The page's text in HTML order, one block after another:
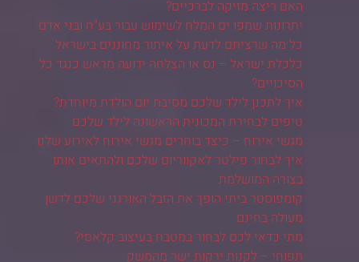
האם ריצה מזיקה לברכיים?
יתרונות שמפו ים המלח לשימוש עבור בע"ח ובני אדם
כל מה שרציתם לדעת על איתור מחוננים בישראל
כלכלת ישראל – נס או הצלחה ידועה מראש כנגד כל
הסיכויים?
איך לתכנן לילד שלכם מסיבת יום הולדת מיוחדת?
טיפים לבחירת המכונית הראשונה לילד שלכם
מגשי אירוח – כיצד בוחרים מגשי אירוח לאירוע שלנו
איך לבחור פילטר לאקווריום שלכם ולהתאים אותו
בצורה המושלמת
קומפוסטר ביתי הופך את הזבל האורגני שלכם לדשן
מעולה בחינם
מתי כדאי לכם לבחור במטבח בעיצוב קלאסי?
תפוחי – לקנות ירקות ישר מהמשק